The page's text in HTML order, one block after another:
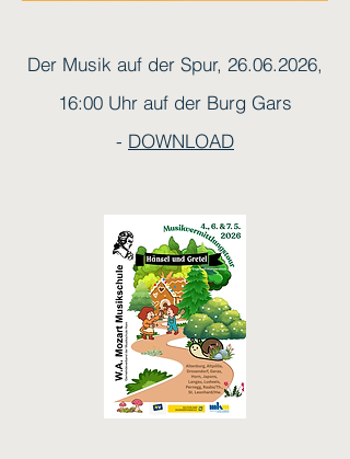
Der Musik auf der Spur, 26.06.2026,
16:00 Uhr auf der Burg Gars
- DOWNLOAD